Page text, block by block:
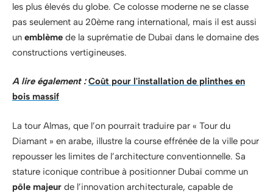
les plus élevés du globe. Ce colosse moderne ne se classe
pas seulement au 20ème rang international, mais il est aussi
un emblème de la suprématie de Dubaï dans le domaine des
constructions vertigineuses.
A lire également : Coût pour l'installation de plinthes en
bois massif
La tour Almas, que l’on pourrait traduire par « Tour du
Diamant » en arabe, illustre la course effrénée de la ville pour
repousser les limites de l’architecture conventionnelle. Sa
stature iconique contribue à positionner Dubaï comme un
pôle majeur de l’innovation architecturale, capable de